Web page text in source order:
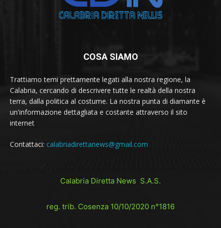
COSA SIAMO
Trattiamo temi prettamente legati alla nostra regione, la
Calabria, cercando di descrivere tutte le realtà della nostra
terra, dalla politica al costume. La nostra punta di diamante è
un'informazione dettagliata e costante attraverso il sito
internet
Contattaci: calabriadirettanews@gmail.com
Calabria Diretta News S.A.S.
reg. trib. Cosenza 10/10/2020 n°1816